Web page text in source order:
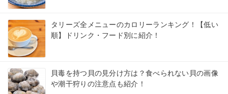
タリーズ全メニューのカロリーランキング！【低い
順】ドリンク・フード別に紹介！
貝毒を持つ貝の見分け方は？食べられない貝の画像
や潮干狩りの注意点も紹介！